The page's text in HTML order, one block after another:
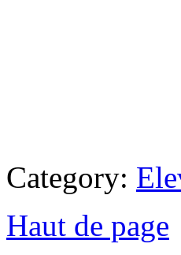
Category:
Haut de page